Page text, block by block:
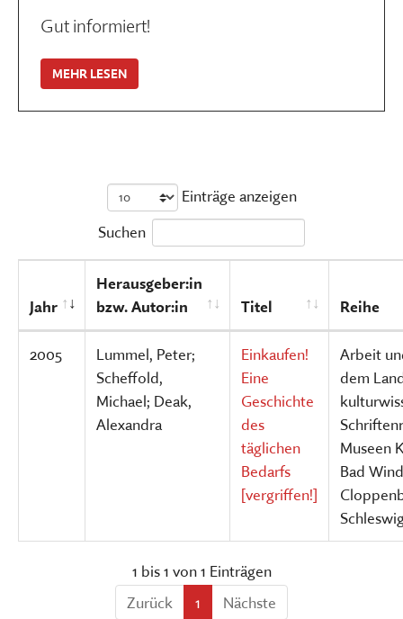
Gut informiert!
MEHR LESEN
Einträge anzeigen
Suchen
Jahr
Herausgeber:in
bzw. Autor:in
Titel Reihe
2005
Lummel, Peter;
Scheffold,
Michael; Deak,
Alexandra
Einkaufen!
Eine
Geschichte
des
täglichen
Bedarfs
[vergriffen!]
Arbeit
dem
Museen
Bad
1 bis 1 von 1 Einträgen
Zurück
1 Nächste